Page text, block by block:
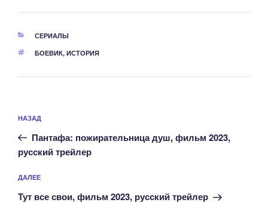
РУБРИКИ
СЕРИАЛЫ
МЕТКИ
БОЕВИК, ИСТОРИЯ
по
записям
Предыдущая
запись:
НАЗАД
Пантафа: пожирательница душ, фильм 2023,
русский трейлер
Следующая
запись
ДАЛЕЕ
Тут все свои, фильм 2023, русский трейлер